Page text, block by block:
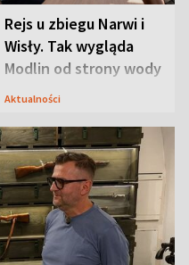
Rejs u zbiegu Narwi i
Wisły. Tak wygląda
Modlin od strony wody
Aktualności